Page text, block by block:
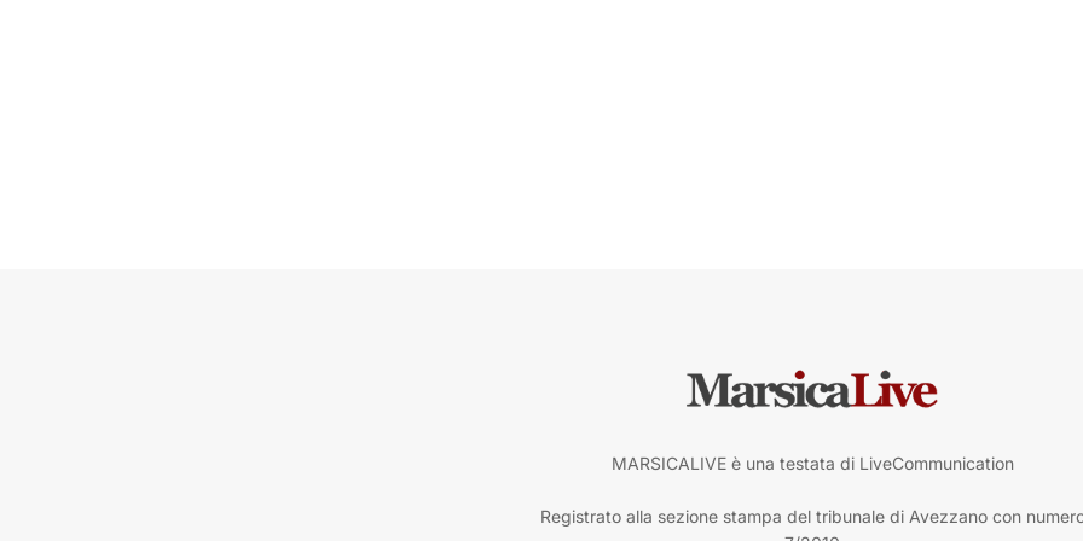
MARSICALIVE è una testata di LiveCommunication
Registrato alla sezione stampa del tribunale di Avezzano con